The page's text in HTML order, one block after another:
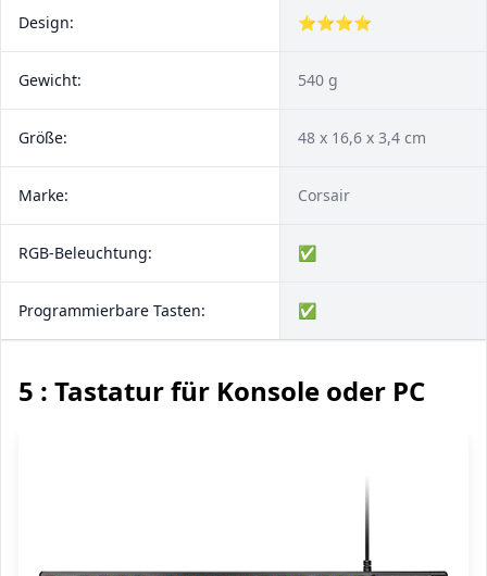
Design: ⭐⭐⭐⭐
Gewicht: 540 g
Größe: ‎48 x 16,6 x 3,4 cm
Marke: Corsair
RGB-Beleuchtung: ✅
Programmierbare Tasten: ✅
5 : Tastatur für Konsole oder PC